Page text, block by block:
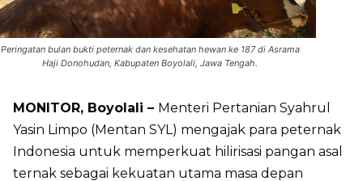
Peringatan bulan bukti peternak dan kesehatan hewan ke 187 di Asrama
Haji Donohudan, Kabupaten Boyolali, Jawa Tengah.
MONITOR, Boyolali – Menteri Pertanian Syahrul
Yasin Limpo (Mentan SYL) mengajak para peternak
Indonesia untuk memperkuat hilirisasi pangan asal
ternak sebagai kekuatan utama masa depan